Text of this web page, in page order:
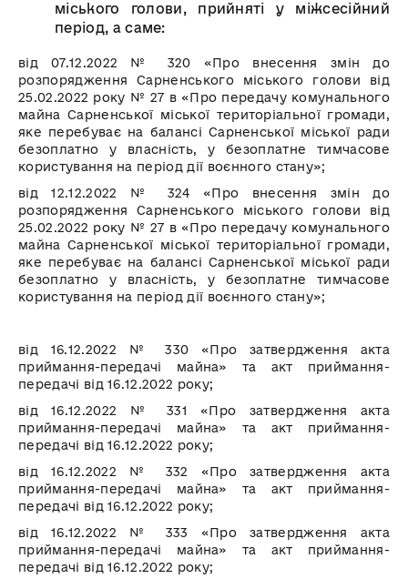
міського голови, прийняті у міжсесійний
період, а саме:
від 07.12.2022 № 320 «Про внесення змін до
розпорядження Сарненського міського голови від
25.02.2022 року № 27 в «Про передачу комунального
майна Сарненської міської територіальної громади,
яке перебуває на балансі Сарненської міської ради
безоплатно у власність, у безоплатне тимчасове
користування на період дії воєнного стану»;
від 12.12.2022 № 324 «Про внесення змін до
розпорядження Сарненського міського голови від
25.02.2022 року № 27 в «Про передачу комунального
майна Сарненської міської територіальної громади,
яке перебуває на балансі Сарненської міської ради
безоплатно у власність, у безоплатне тимчасове
користування на період дії воєнного стану»;
від 16.12.2022 № 330 «Про затвердження акта
приймання-передачі майна» та акт приймання-
передачі від 16.12.2022 року;
від 16.12.2022 № 331 «Про затвердження акта
приймання-передачі майна» та акт приймання-
передачі від 16.12.2022 року;
від 16.12.2022 № 332 «Про затвердження акта
приймання-передачі майна» та акт приймання-
передачі від 16.12.2022 року;
від 16.12.2022 № 333 «Про затвердження акта
приймання-передачі майна» та акт приймання-
передачі від 16.12.2022 року;